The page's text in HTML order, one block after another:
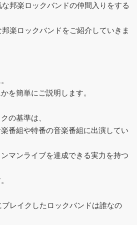
邦楽ロックバンドの仲間入りをする
楽ロックバンドをご紹介していきま
を簡単にご説明します。
の基準は、
番組や特番の音楽番組に出演してい
マンライブを達成できる実力を持つ
レイクしたロックバンドは誰なの